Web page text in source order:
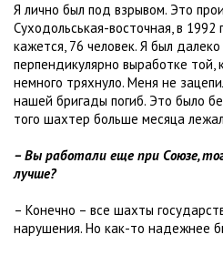
Я лично был под взрывом. Это
Суходольськая-восточная, в 1992
кажется, 76 человек. Я был
перпендикулярно выработке той,
немного тряхнуло. Меня не
нашей бригады погиб. Это было
того шахтер больше месяца
– Вы работали еще при Союзе,
лучше?
– Конечно – все шахты
нарушения. Но как-то надежнее